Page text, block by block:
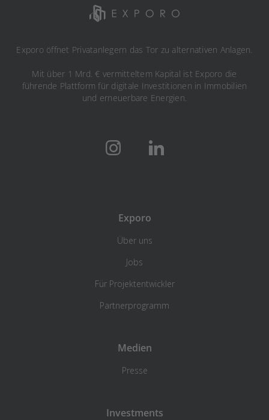
Exporo öffnet Privatanlegern das Tor zu alternativen Anlagen.
Mit über 1 Mrd. € vermitteltem Kapital ist Exporo die
führende Plattform für digitale Investitionen in Immobilien
und erneuerbare Energien.
Exporo
Über uns
Jobs
Für Projektentwickler
Partnerprogramm
Medien
Presse
Investments